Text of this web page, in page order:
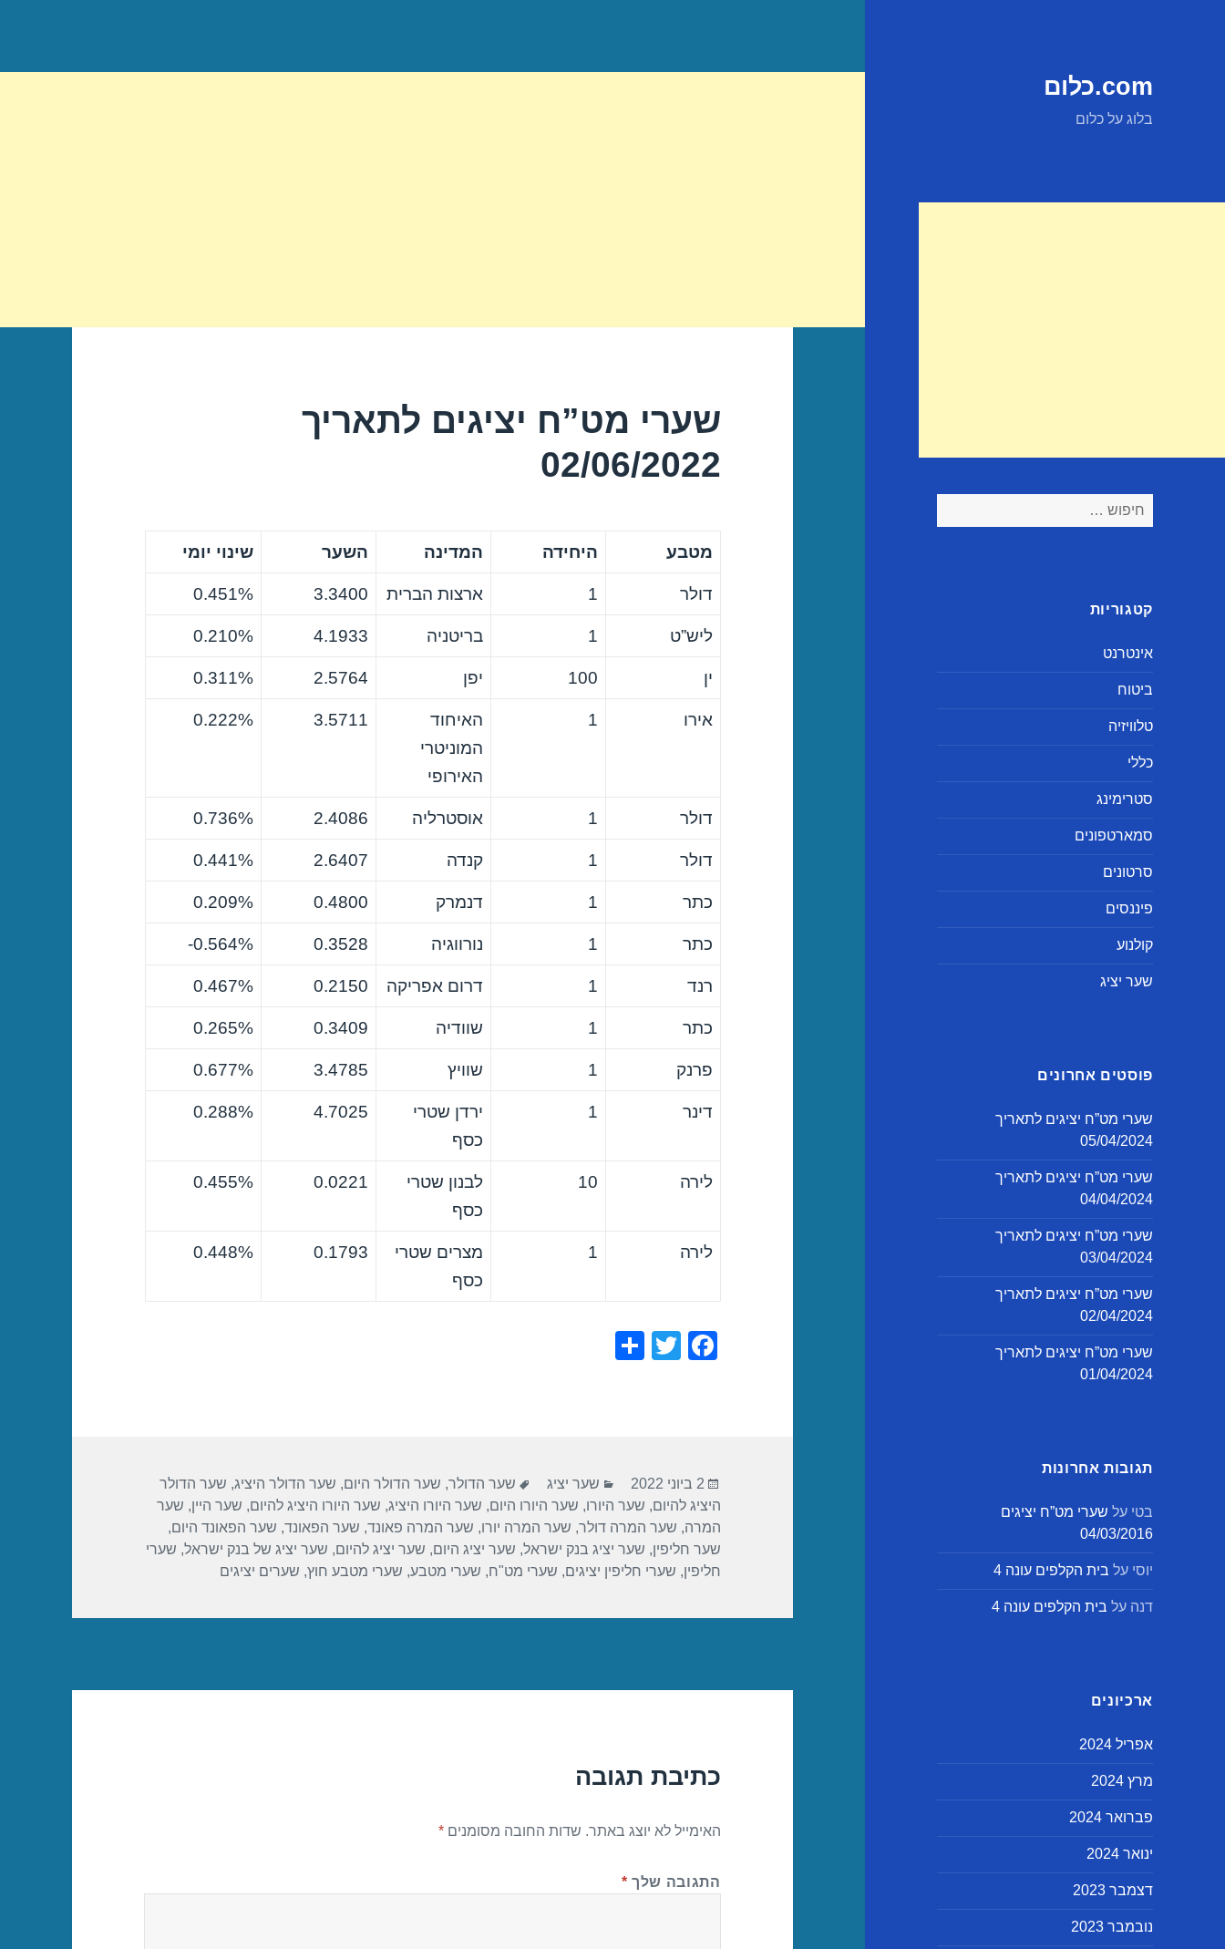
com.כלום
בלוג על כלום
חיפוש:
קטגוריות
אינטרנט
ביטוח
טלוויזיה
כללי
סטרימינג
סמארטפונים
סרטונים
פיננסים
קולנוע
שער יציג
פוסטים אחרונים
שערי מט”ח יציגים לתאריך
05/04/2024
שערי מט”ח יציגים לתאריך
04/04/2024
שערי מט”ח יציגים לתאריך
03/04/2024
שערי מט”ח יציגים לתאריך
02/04/2024
שערי מט”ח יציגים לתאריך
01/04/2024
תגובות אחרונות
בטי על שערי מט”ח יציגים
04/03/2016
יוסי על בית הקלפים עונה 4
דנה על בית הקלפים עונה 4
ארכיונים
אפריל 2024
מרץ 2024
פברואר 2024
ינואר 2024
דצמבר 2023
נובמבר 2023
שערי מט”ח יציגים לתאריך
02/06/2022
מטבע היחידה המדינה השער שינוי יומי
דולר 1 ארצות הברית 3.3400
0.451%
ליש”ט 1 בריטניה 4.1933
0.210%
ין 100 יפן 2.5764
0.311%
אירו 1
האיחוד
המוניטרי
האירופי
3.5711
0.222%
דולר 1 אוסטרליה 2.4086
0.736%
דולר 1 קנדה 2.6407
0.441%
כתר 1 דנמרק 0.4800
0.209%
כתר 1 נורווגיה 0.3528
0.564%-
רנד 1 דרום אפריקה 0.2150
0.467%
כתר 1 שוודיה 0.3409
0.265%
פרנק 1 שוויץ 3.4785
0.677%
דינר 1
ירדן שטרי
כסף
4.7025
0.288%
לירה 10
לבנון שטרי
כסף
0.0221
0.455%
לירה 1
מצרים שטרי
כסף
0.1793
0.448%
F
o
o
k
T
פורסם
בתאריך
2 ביוני 2022 קטגוריות
שער יציג תגיות
שער הדולר, שער הדולר היום, שער הדולר היציג, שער הדולר
היציג להיום, שער היורו, שער היורו היום, שער היורו היציג, שער היורו היציג להיום, שער היין, שער
המרה, שער המרה דולר, שער המרה יורו, שער המרה פאונד, שער הפאונד, שער הפאונד היום,
שער חליפין, שער יציג בנק ישראל, שער יציג היום, שער יציג להיום, שער יציג של בנק ישראל, שערי
חליפין, שערי חליפין יציגים, שערי מט"ח, שערי מטבע, שערי מטבע חוץ, שערים יציגים
כתיבת תגובה
האימייל לא יוצג באתר. שדות החובה מסומנים*
התגובה שלך *